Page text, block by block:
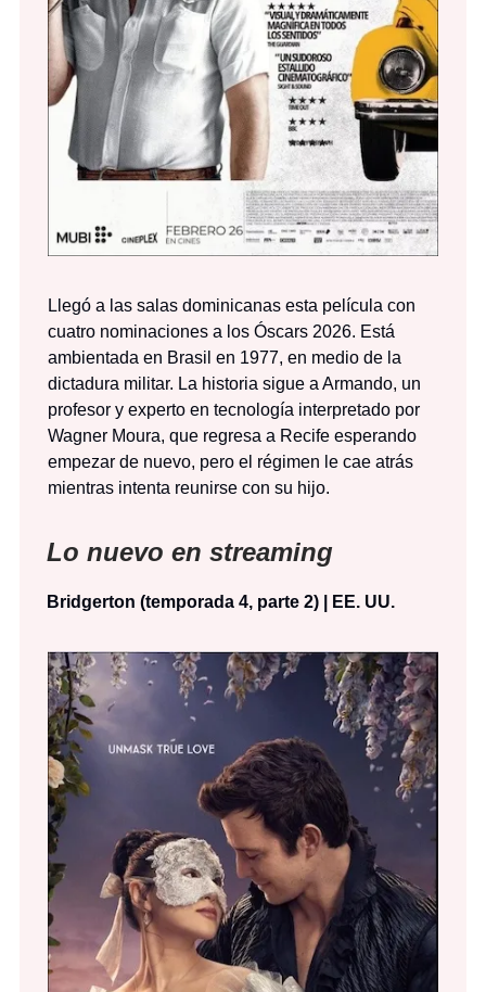
Llegó a las salas dominicanas esta película con
cuatro nominaciones a los Óscars 2026. Está
ambientada en Brasil en 1977, en medio de la
dictadura militar. La historia sigue a Armando, un
profesor y experto en tecnología interpretado por
Wagner Moura, que regresa a Recife esperando
empezar de nuevo, pero el régimen le cae atrás
mientras intenta reunirse con su hijo.
Lo nuevo en streaming
Bridgerton (temporada 4, parte 2) | EE. UU.